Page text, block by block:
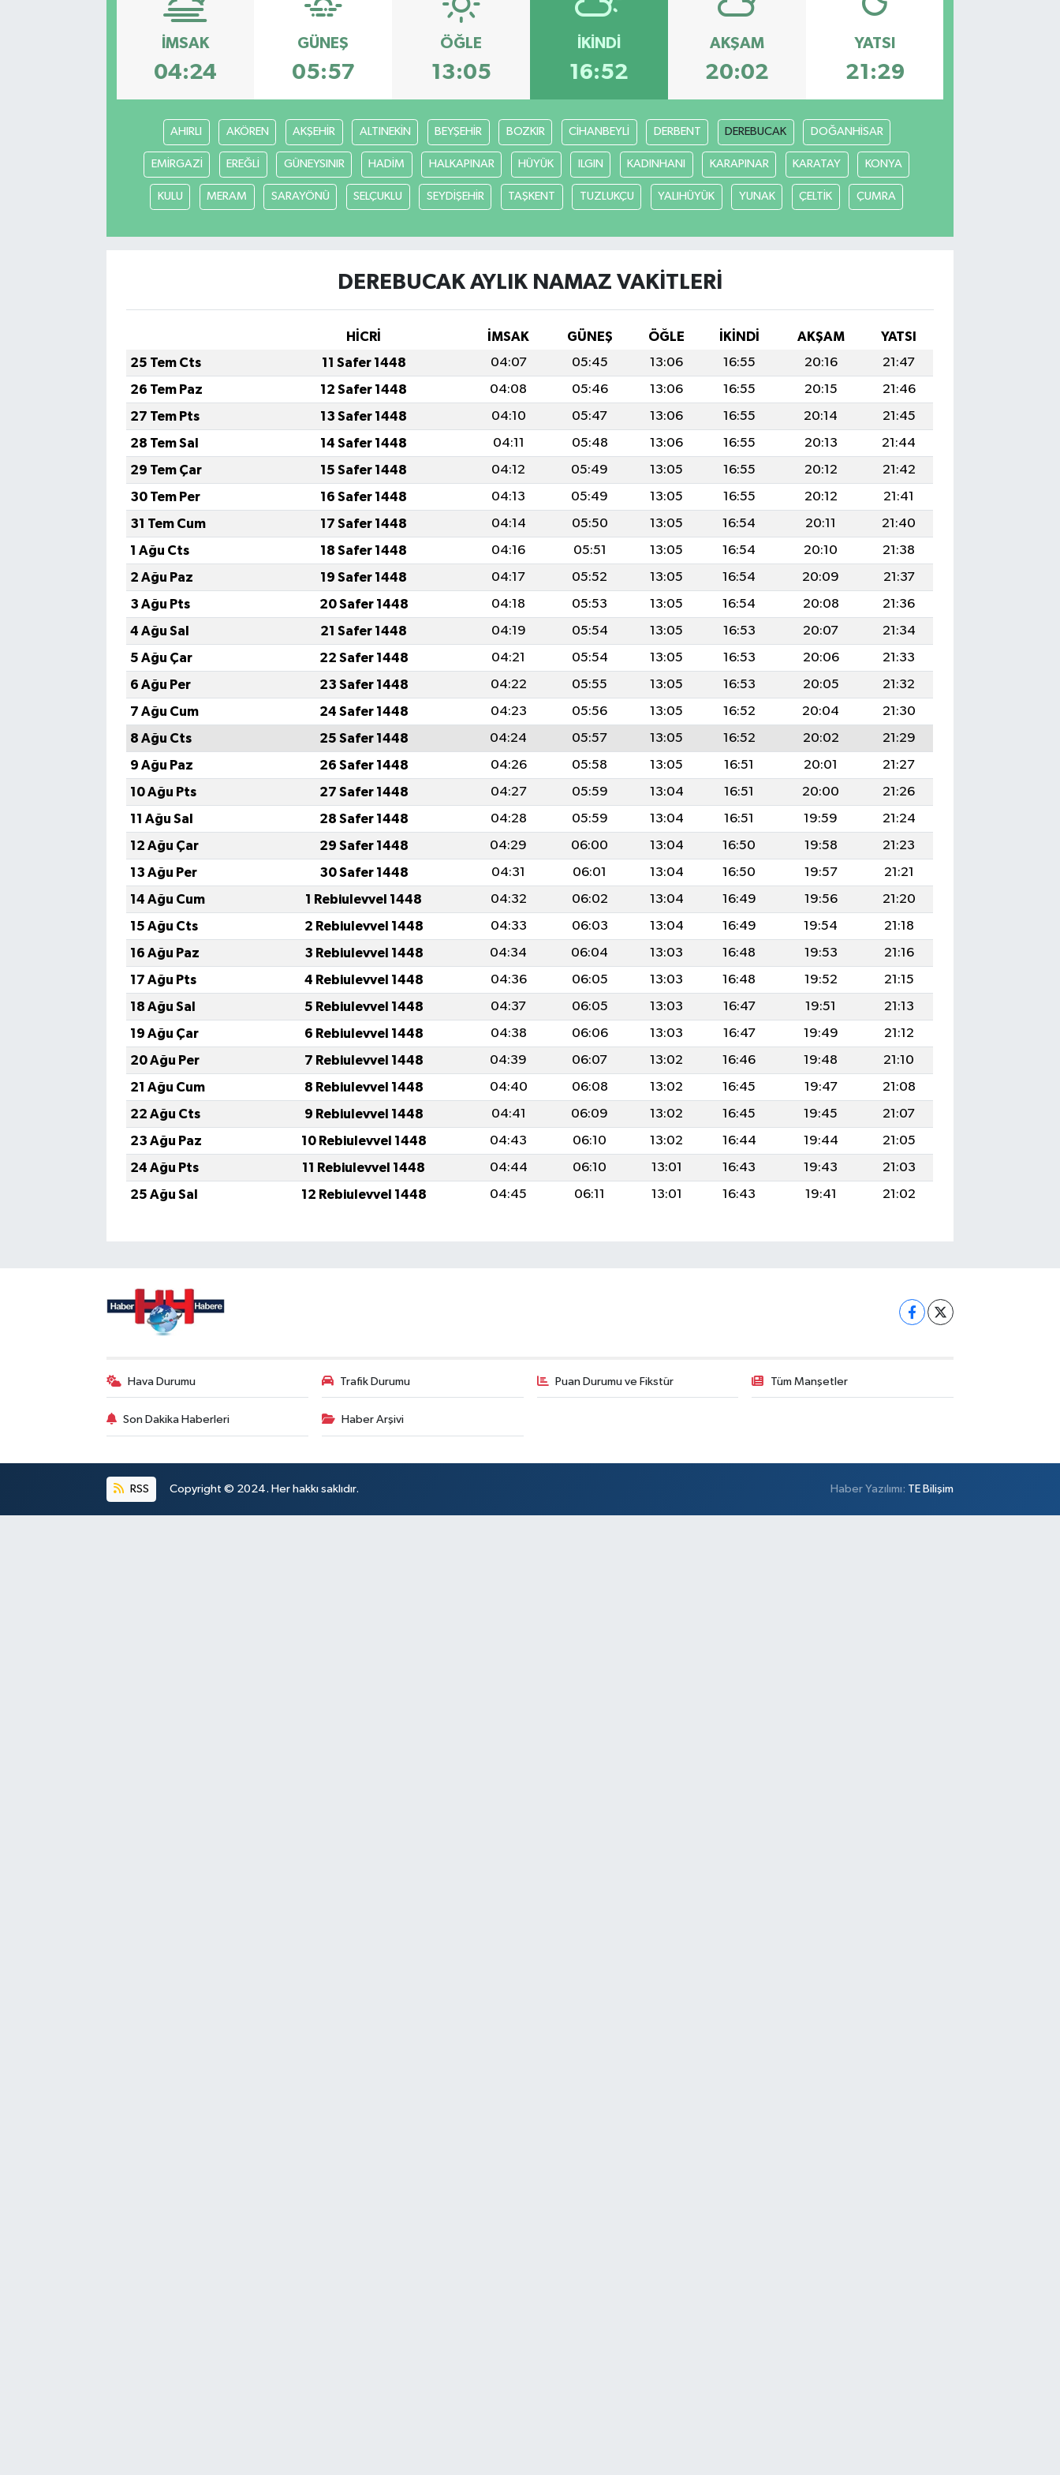
İMSAK
04:24
GÜNEŞ
05:57
ÖĞLE
13:05
İKINDI
16:52
AKŞAM
20:02
YATSI
21:29
AHIRLI AKÖREN AKŞEHİR ALTINEKİN BEYŞEHİR BOZKIR CİHANBEYLİ DERBENT DEREBUCAK DOĞANHİSAR
EMİRGAZİ EREĞLİ GÜNEYSINIR HADİM HALKAPINAR HÜYÜK ILGIN KADINHANI KARAPINAR KARATAY KONYA
KULU MERAM SARAYÖNÜ SELÇUKLU SEYDİŞEHİR TAŞKENT TUZLUKÇU YALIHÜYÜK YUNAK ÇELTİK ÇUMRA
DEREBUCAK AYLIK NAMAZ VAKITLERI
HİCRİ İMSAK GÜNEŞ ÖĞLE İKINDI AKŞAM
YATSI
25 Tem Cts
11 Safer 1448 04:07 05:45 13:06 16:55 20:16
21:47
26 Tem Paz
12 Safer 1448 04:08 05:46 13:06 16:55 20:15
21:46
27 Tem Pts
13 Safer 1448 04:10 05:47 13:06 16:55 20:14
21:45
28 Tem Sal
14 Safer 1448 04:11 05:48 13:06 16:55 20:13
21:44
29 Tem Çar
15 Safer 1448 04:12 05:49 13:05 16:55 20:12
21:42
30 Tem Per
16 Safer 1448 04:13 05:49 13:05 16:55 20:12
21:41
31 Tem Cum
17 Safer 1448 04:14 05:50 13:05 16:54 20:11
21:40
1 Ağu Cts
18 Safer 1448 04:16 05:51 13:05 16:54 20:10
21:38
2 Ağu Paz
19 Safer 1448 04:17 05:52 13:05 16:54 20:09
21:37
3 Ağu Pts
20 Safer 1448 04:18 05:53 13:05 16:54 20:08
21:36
4 Ağu Sal
21 Safer 1448 04:19 05:54 13:05 16:53 20:07
21:34
5 Ağu Çar
22 Safer 1448 04:21 05:54 13:05 16:53 20:06
21:33
6 Ağu Per
23 Safer 1448 04:22 05:55 13:05 16:53 20:05
21:32
7 Ağu Cum
24 Safer 1448 04:23 05:56 13:05 16:52 20:04
21:30
8 Ağu Cts
25 Safer 1448 04:24 05:57 13:05 16:52 20:02
21:29
9 Ağu Paz
26 Safer 1448 04:26 05:58 13:05 16:51 20:01
21:27
10 Ağu Pts
27 Safer 1448 04:27 05:59 13:04 16:51 20:00
21:26
11 Ağu Sal
28 Safer 1448 04:28 05:59 13:04 16:51 19:59
21:24
12 Ağu Çar
29 Safer 1448 04:29 06:00 13:04 16:50 19:58
21:23
13 Ağu Per
30 Safer 1448 04:31 06:01 13:04 16:50 19:57
21:21
14 Ağu Cum
1 Rebiulevvel 1448 04:32 06:02 13:04 16:49 19:56
21:20
15 Ağu Cts
2 Rebiulevvel 1448 04:33 06:03 13:04 16:49 19:54
21:18
16 Ağu Paz
3 Rebiulevvel 1448 04:34 06:04 13:03 16:48 19:53
21:16
17 Ağu Pts
4 Rebiulevvel 1448 04:36 06:05 13:03 16:48 19:52
21:15
18 Ağu Sal
5 Rebiulevvel 1448 04:37 06:05 13:03 16:47 19:51
21:13
19 Ağu Çar
6 Rebiulevvel 1448 04:38 06:06 13:03 16:47 19:49
21:12
20 Ağu Per
7 Rebiulevvel 1448 04:39 06:07 13:02 16:46 19:48
21:10
21 Ağu Cum
8 Rebiulevvel 1448 04:40 06:08 13:02 16:45 19:47
21:08
22 Ağu Cts
9 Rebiulevvel 1448 04:41 06:09 13:02 16:45 19:45
21:07
23 Ağu Paz
10 Rebiulevvel 1448 04:43 06:10 13:02 16:44 19:44
21:05
24 Ağu Pts
11 Rebiulevvel 1448 04:44 06:10 13:01 16:43 19:43
21:03
25 Ağu Sal
12 Rebiulevvel 1448 04:45 06:11 13:01 16:43 19:41 21:02
Hava Durumu Trafik Durumu Puan Durumu ve Fikstür Tüm Manşetler
Son Dakika Haberleri Haber Arşivi
RSS Copyright © 2024. Her hakkı saklıdır. Haber Yazılımı: TE Bilişim